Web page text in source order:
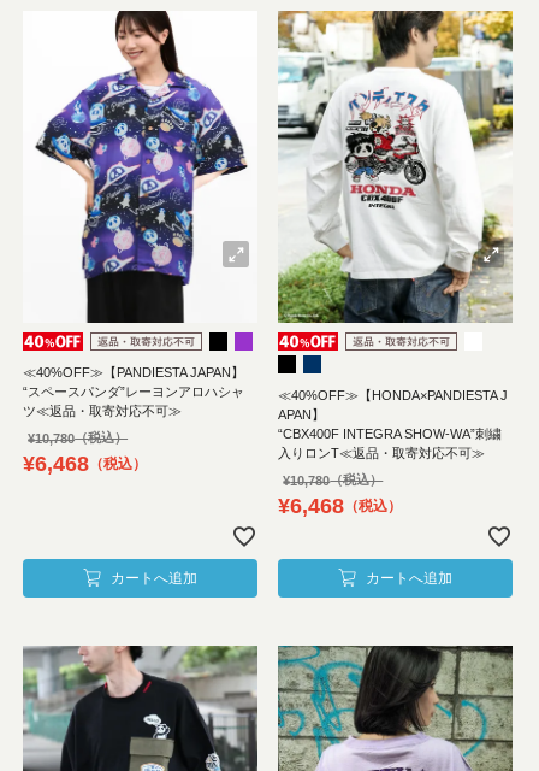
≪40%OFF≫【PANDIESTA JAPAN】
“スペースパンダ”レーヨンアロハシャ
ツ≪返品・取寄対応不可≫
¥10,780
¥6,468 税込
カートへ追加
≪40%OFF≫【HONDA×PANDIESTA J
APAN】
“CBX400F INTEGRA SHOW-WA”刺繍
入りロンT≪返品・取寄対応不可≫
¥10,780
¥6,468 税込
カートへ追加